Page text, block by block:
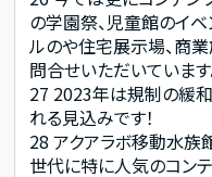
の学園祭、児童館のイベ
ルのや住宅展示場、商
問合せいただいています
27 2023年は規制の緩和
れる見込みです！
28 アクアラボ移動水族
世代に特に人気のコンテ